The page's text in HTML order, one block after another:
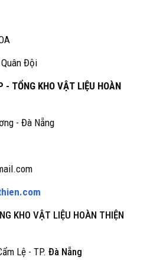
Quân Đội
- TỔNG KHO VẬT LIỆU HOÀN
- Đà Nẵng
KHO VẬT LIỆU HOÀN THIỆN
Lệ - TP. Đà Nẵng